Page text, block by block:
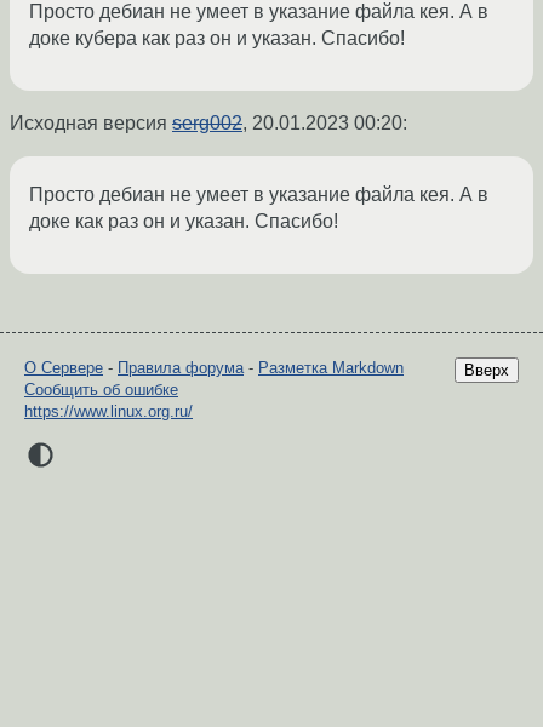
Просто дебиан не умеет в указание файла кея. А в
доке кубера как раз он и указан. Спасибо!
Исходная версия serg002, 20.01.2023 00:20:
Просто дебиан не умеет в указание файла кея. А в
доке как раз он и указан. Спасибо!
Вверх
О Сервере - Правила форума- Разметка Markdown
Сообщить об ошибке
https://www.linux.org.ru/